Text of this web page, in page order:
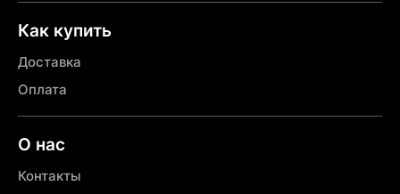
Как купить
Доставка
Оплата
О нас
Контакты